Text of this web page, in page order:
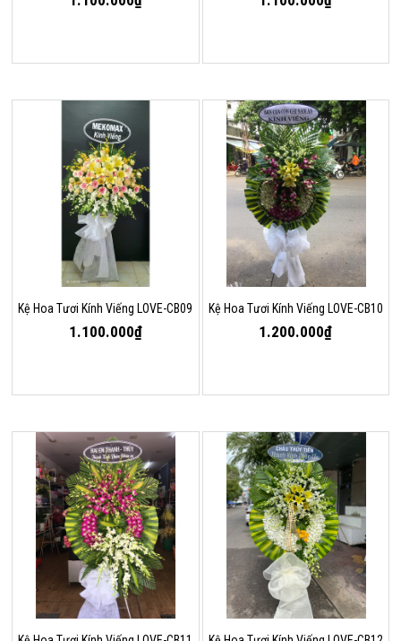
Kệ Hoa Tươi Kính Viếng LOVE-CB09
1.100.000₫
Kệ Hoa Tươi Kính Viếng LOVE-CB10
1.200.000₫